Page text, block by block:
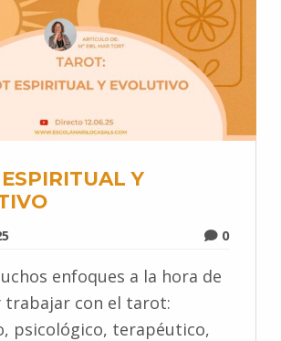
Y
0
enfoques a la hora de
trabajar con el tarot:
psicológico, terapéutico,